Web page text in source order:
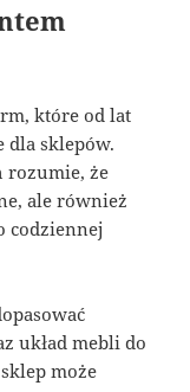
które od lat
sklepów.
rozumie, że
ale również
codziennej
układ mebli do
może